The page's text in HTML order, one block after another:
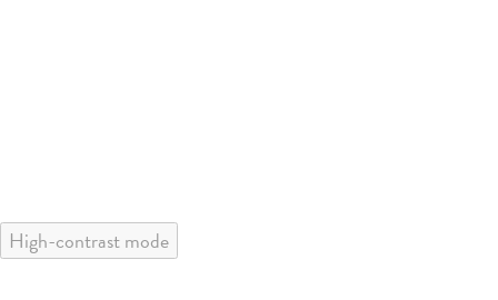
High-contrast mode